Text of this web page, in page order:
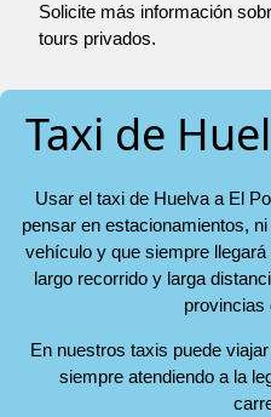
Solicite más información
tours privados.
Taxi de
Usar el taxi de Huelva a El
pensar en estacionamientos,
vehículo y que siempre
largo recorrido y larga
provincias
En nuestros taxis puede
siempre atendiendo a la